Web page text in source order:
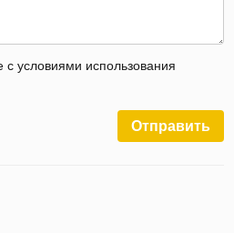
условиями использования
Отправить